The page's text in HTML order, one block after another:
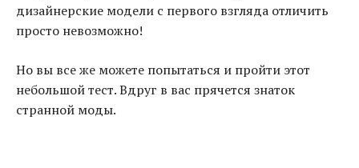
дизайнерские модели с первого взгляда отличить
просто невозможно!
Но вы все же можете попытаться и пройти этот
небольшой тест. Вдруг в вас прячется знаток
странной моды.